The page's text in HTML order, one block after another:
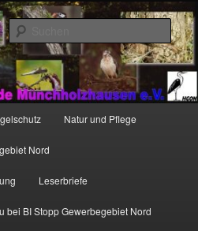
wp-
HGON_logo.jpg
Natur und Pflege
Nord
Leserbriefe
bei BI Stopp Gewerbegebiet Nord